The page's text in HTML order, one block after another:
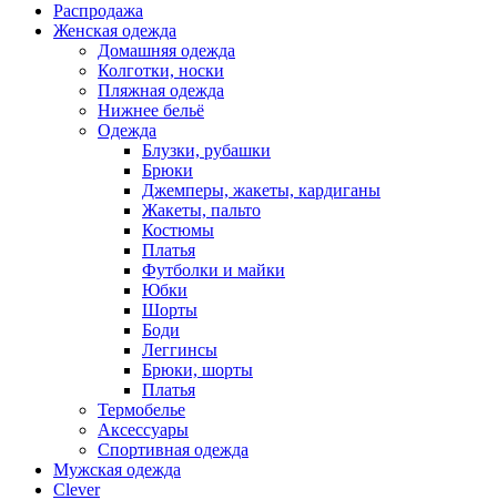
Распродажа
Женская одежда
Домашняя одежда
Колготки, носки
Пляжная одежда
Нижнее бельё
Одежда
Блузки, рубашки
Брюки
Джемперы, жакеты, кардиганы
Жакеты, пальто
Костюмы
Платья
Футболки и майки
Юбки
Шорты
Боди
Леггинсы
Брюки, шорты
Платья
Термобелье
Аксессуары
Спортивная одежда
Мужская одежда
Clever